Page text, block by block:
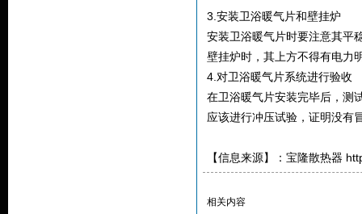
3.安装卫浴暖气片和壁挂炉
安装卫浴暖气片时要注意其平
壁挂炉时，其上方不得有电力
4.对卫浴暖气片系统进行验收
在卫浴暖气片安装完毕后，测
应该进行冲压试验，证明没有
【信息来源】：宝隆散热器
相关内容